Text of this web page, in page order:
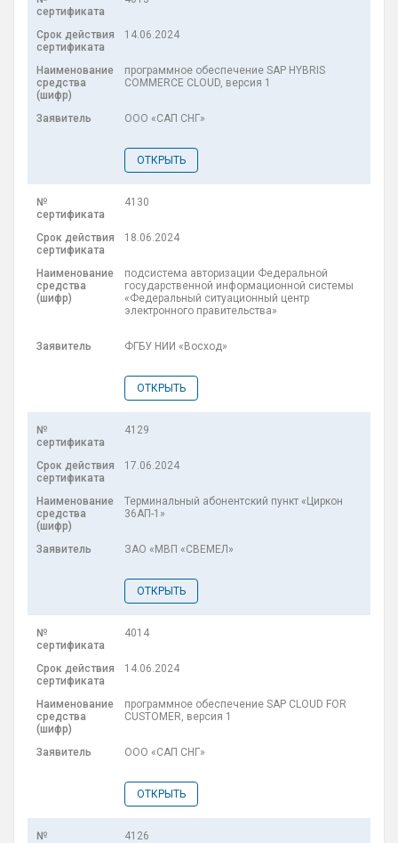
14.06.2024
программное обеспечение SAP HYBRIS
COMMERCE CLOUD, версия 1
ООО «САП СНГ»
ОТКРЫТЬ
4130
18.06.2024
подсистема авторизации Федеральной
государственной информационной системы
«Федеральный ситуационный центр
электронного правительства»
ФГБУ НИИ «Восход»
ОТКРЫТЬ
4129
17.06.2024
Терминальный абонентский пункт «Циркон
36АП-1»
ЗАО «МВП «СВЕМЕЛ»
ОТКРЫТЬ
4014
14.06.2024
программное обеспечение SAP CLOUD FOR
CUSTOMER, версия 1
ООО «САП СНГ»
ОТКРЫТЬ
4126